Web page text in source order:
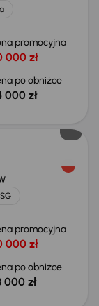
promocyjna
000 zł
po obniżce
000 zł
promocyjna
000 zł
po obniżce
000 zł